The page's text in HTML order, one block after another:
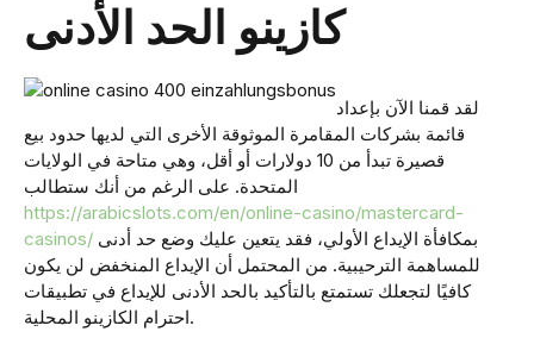
كازينو الحد الأدنى
لقد قمنا الآن بإعداد
قائمة بشركات المقامرة الموثوقة الأخرى التي لديها حدود بيع
قصيرة تبدأ من 10 دولارات أو أقل، وهي متاحة في الولايات
المتحدة. على الرغم من أنك ستطالب
https://arabicslots.com/en/online-casino/mastercard-
casinos/
للمساهمة الترحيبية. من المحتمل أن الإيداع المنخفض لن يكون
كافيًا لتجعلك تستمتع بالتأكيد بالحد الأدنى للإيداع في تطبيقات
احترام الكازينو المحلية.